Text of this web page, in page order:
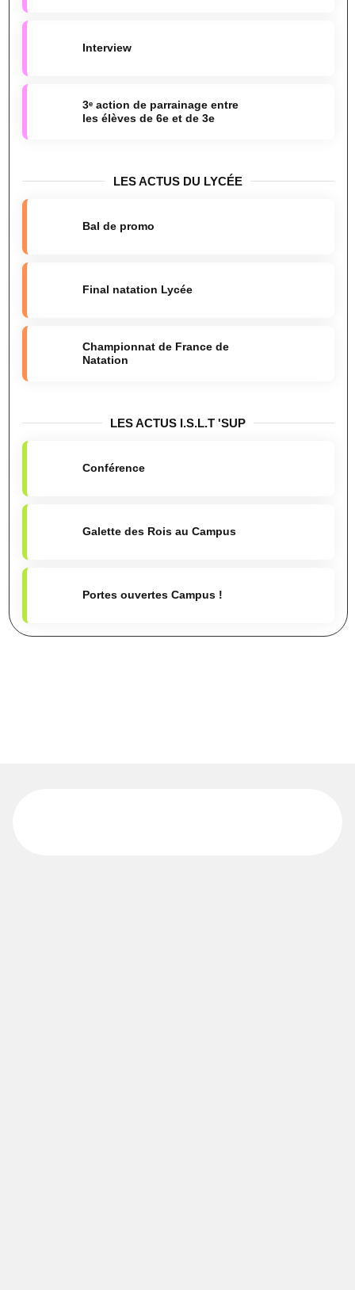
Interview
3ᵉ action de parrainage entre
les élèves de 6e et de 3e
LES ACTUS DU LYCÉE
Bal de promo
Final natation Lycée
Championnat de France de
Natation
LES ACTUS I.S.L.T 'SUP
Conférence
Galette des Rois au Campus
Portes ouvertes Campus !